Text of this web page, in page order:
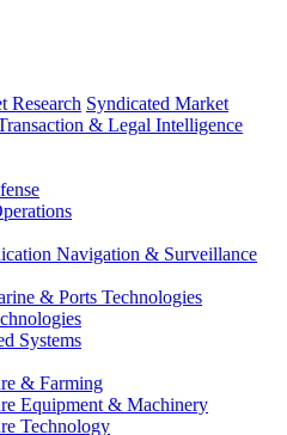
Research Syndicated Market
& Legal Intelligence
Navigation & Surveillance
& Ports Technologies
Systems
& Farming
Equipment & Machinery
Technology